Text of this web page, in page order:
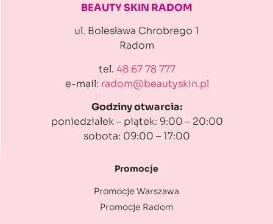
BEAUTY SKIN RADOM
ul. Bolesława Chrobrego 1
Radom
tel. 48 67 78 777
e-mail: radom@beautyskin.pl
Godziny otwarcia:
poniedziałek – piątek: 9:00 – 20:00
sobota: 09:00 – 17:00
Promocje
Promocje Warszawa
Promocje Radom